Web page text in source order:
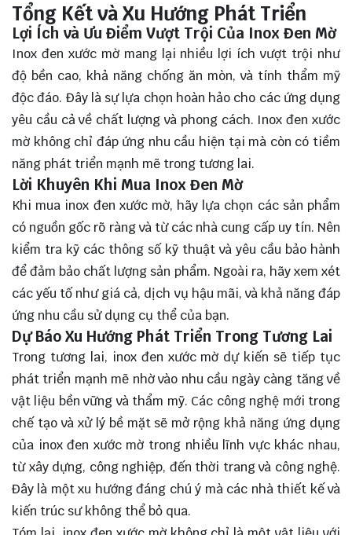
Tổng Kết và Xu Hướng Phát Triển
Lợi Ích và Ưu Điểm Vượt Trội Của Inox Đen Mờ
Inox đen xước mờ mang lại nhiều lợi ích vượt trội như
độ bền cao, khả năng chống ăn mòn, và tính thẩm mỹ
độc đáo. Đây là sự lựa chọn hoàn hảo cho các ứng dụng
yêu cầu cả về chất lượng và phong cách. Inox đen xước
mờ không chỉ đáp ứng nhu cầu hiện tại mà còn có tiềm
năng phát triển mạnh mẽ trong tương lai.
Lời Khuyên Khi Mua Inox Đen Mờ
Khi mua inox đen xước mờ, hãy lựa chọn các sản phẩm
có nguồn gốc rõ ràng và từ các nhà cung cấp uy tín. Nên
kiểm tra kỹ các thông số kỹ thuật và yêu cầu bảo hành
để đảm bảo chất lượng sản phẩm. Ngoài ra, hãy xem xét
các yếu tố như giá cả, dịch vụ hậu mãi, và khả năng đáp
ứng nhu cầu sử dụng cụ thể của bạn.
Dự Báo Xu Hướng Phát Triển Trong Tương Lai
Trong tương lai, inox đen xước mờ dự kiến sẽ tiếp tục
phát triển mạnh mẽ nhờ vào nhu cầu ngày càng tăng về
vật liệu bền vững và thẩm mỹ. Các công nghệ mới trong
chế tạo và xử lý bề mặt sẽ mở rộng khả năng ứng dụng
của inox đen xước mờ trong nhiều lĩnh vực khác nhau,
từ xây dựng, công nghiệp, đến thời trang và công nghệ.
Đây là một xu hướng đáng chú ý mà các nhà thiết kế và
kiến trúc sư không thể bỏ qua.